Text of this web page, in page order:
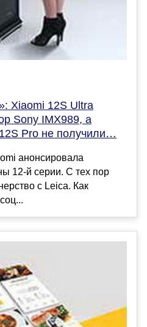
Xiaomi 12S Ultra
Sony IMX989, а
Pro не получили…
анонсировала
12-й серии. С тех пор
с Leica. Как